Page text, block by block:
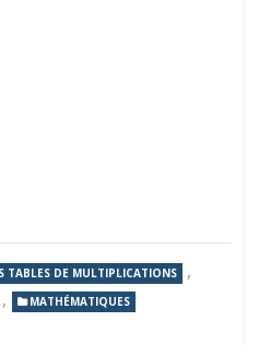
TABLES DE MULTIPLICATIONS ,
, MATHÉMATIQUES